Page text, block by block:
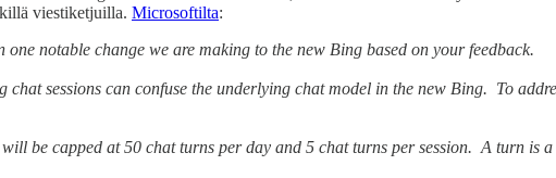
viestiketjuilla. Microsoftilta:
one notable change we are making to the new Bing based on your feedback.
chat sessions can confuse the underlying chat model in the new Bing. To
be capped at 50 chat turns per day and 5 chat turns per session. A turn is